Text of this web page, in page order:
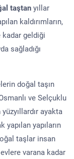
taştan yıllar
kaldırımların,
kadar geldiği
sağladığı
doğal taşın
ve Selçuklu
yüzyıllardır ayakta
yapıların
taşlar insan
varana kadar